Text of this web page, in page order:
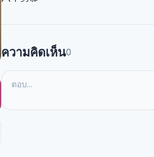
ความคิดเห็น0